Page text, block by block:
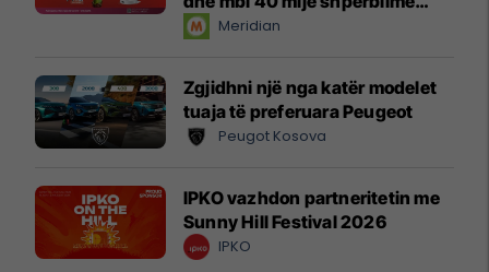
instant!Meridian
Zgjidhni një nga katër modelet
tuaja të preferuara Peugeot
Peugot Kosova
IPKO vazhdon partneritetin me
Sunny Hill Festival 2026
IPKO